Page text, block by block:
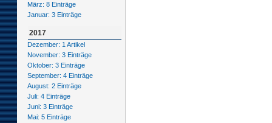
März: 8 Einträge
Januar: 3 Einträge
2017
Dezember: 1 Artikel
November: 3 Einträge
Oktober: 3 Einträge
September: 4 Einträge
August: 2 Einträge
Juli: 4 Einträge
Juni: 3 Einträge
Mai: 5 Einträge